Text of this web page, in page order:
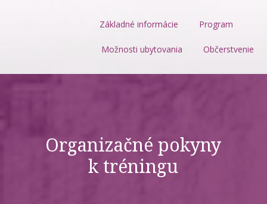
Základné informácie Program
Možnosti ubytovania Občerstvenie
Organizačné pokyny
k tréningu